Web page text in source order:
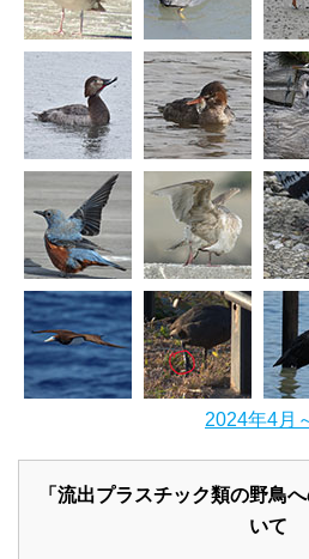
2024年4月
「流出プラスチック類の野鳥
いて